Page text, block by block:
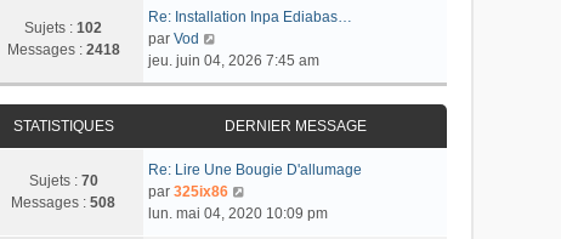
a
e
m
s
g
r
i
m
s
a
e
e
r
n
i
e
r
e
t
r
d
r
n
i
s
l
t
e
r
l
e
e
Sujets : 102
Messages : 2418
Re: Installation Inpa Ediabas…
par Vod
o
n
s
l
t
e
r
jeu. juin 04, 2026 7:45 am
STATISTIQUES DERNIER MESSAGE
Sujets : 70
Messages : 508
Re: Lire Une Bougie D'allumage
par 325ix86
o
lun. mai 04, 2020 10:09 pm